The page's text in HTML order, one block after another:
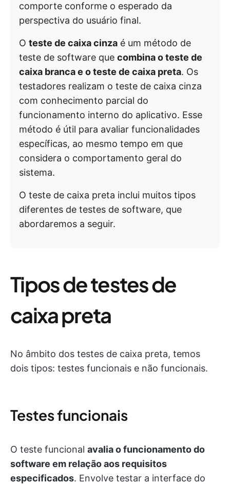
comporte conforme o esperado da
perspectiva do usuário final.
O teste de caixa cinza é um método de
teste de software que combina o teste de
caixa branca e o teste de caixa preta. Os
testadores realizam o teste de caixa cinza
com conhecimento parcial do
funcionamento interno do aplicativo. Esse
método é útil para avaliar funcionalidades
específicas, ao mesmo tempo em que
considera o comportamento geral do
sistema.
O teste de caixa preta inclui muitos tipos
diferentes de testes de software, que
abordaremos a seguir.
Tipos de testes de
caixa preta
No âmbito dos testes de caixa preta, temos
dois tipos: testes funcionais e não funcionais.
Testes funcionais
O teste funcional avalia o funcionamento do
software em relação aos requisitos
especificados. Envolve testar a interface do